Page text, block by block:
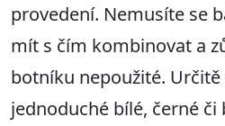
provedení. Nemusíte se
mít s čím kombinovat a
botníku nepoužité.
jednoduché bílé, černé či